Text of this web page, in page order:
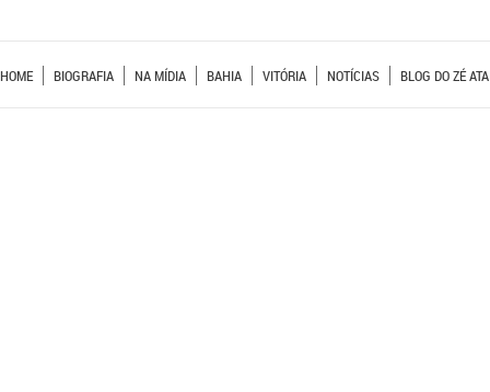
HOME BIOGRAFIA NA MÍDIA BAHIA VITÓRIA NOTÍCIAS BLOG DO ZÉ